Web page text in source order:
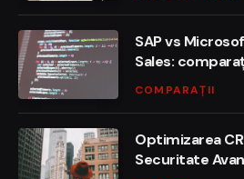
SAP vs
Sales:
funcționalități,
COMPARAȚII
Optimizarea
Securitate